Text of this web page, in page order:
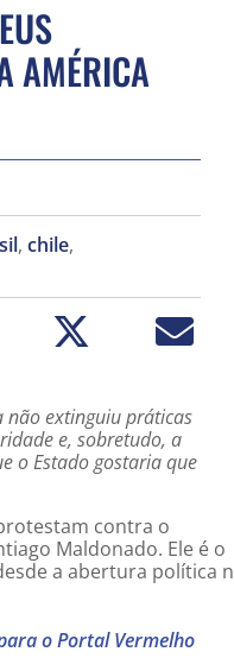
AMÉRICA
, chile,
não extinguiu práticas
e, sobretudo, a
o Estado gostaria que
contra o
Maldonado. Ele é o
a abertura política
o Portal Vermelho